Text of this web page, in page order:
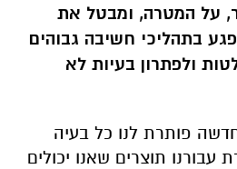
על המטרה, ומבטל את
בתהליכי חשיבה גבוהים
ולפתרון בעיות לא
פותרת לנו כל בעיה
עבורנו תוצרים שאנו יכולים